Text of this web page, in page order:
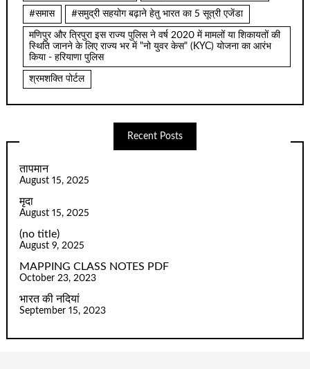
#समास #समुद्री सहयोग बढ़ाने हेतु भारत का 5 सूत्री एजेंडा
मणिपुर और त्रिपुरा इस राज्य पुलिस ने वर्ष 2020 में मामलों या शिकायतों की
स्थिति जानने के लिए राज्य भर में "नो युवर केस" (KYC) योजना का आरंभ
किया - हरियाणा पुलिस
श्रमशक्ति पोर्टल
Recent Posts
तापमान
August 15, 2025
मृदा
August 15, 2025
(no title)
August 9, 2025
MAPPING CLASS NOTES PDF
October 23, 2023
भारत की नदियां
September 15, 2023